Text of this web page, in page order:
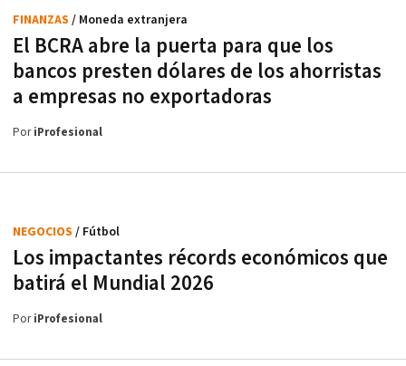
El BCRA abre la puerta para que los
bancos presten dólares de los ahorristas
a empresas no exportadoras
FINANZAS / Moneda extranjera
PoriProfesional
Los impactantes récords económicos que
batirá el Mundial 2026
NEGOCIOS / Fútbol
PoriProfesional